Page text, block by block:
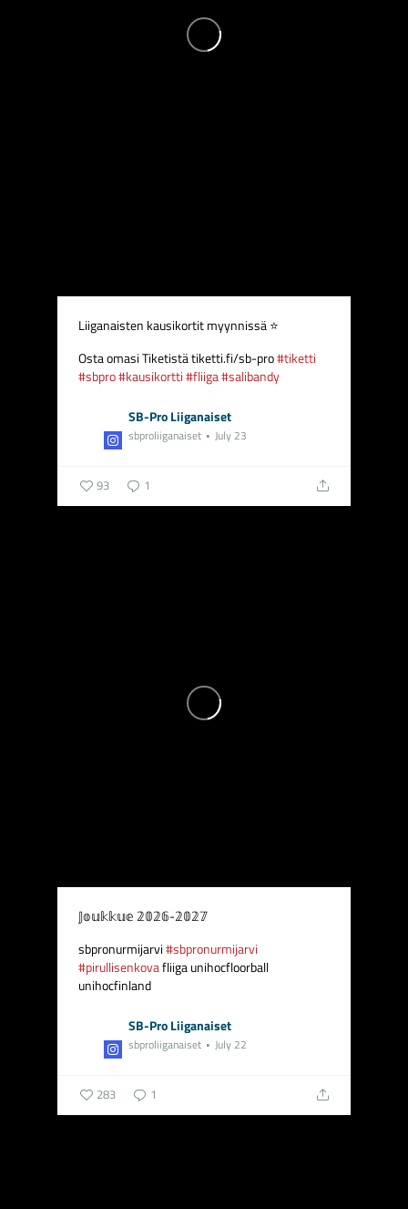
Liiganaisten kausikortit myynnissä ⭐
Osta omasi Tiketistä tiketti.fi/sb-pro#tiketti
#sbpro#kausikortti#fliiga#salibandy
SB-Pro Liiganaiset
sbproliiganaiset July 23
93 1
𝕁𝕠𝕦𝕜𝕜𝕦𝕖 𝟚𝟘𝟚𝟞-𝟚𝟘𝟚𝟟 ️
sbpronurmijarvi#sbpronurmijarvi
#pirullisenkovafliiga unihocfloorball
unihocfinland
SB-Pro Liiganaiset
sbproliiganaiset July 22
283 1